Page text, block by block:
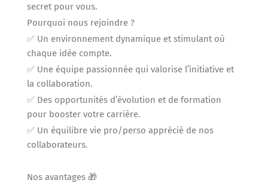
secret pour vous.
Pourquoi nous rejoindre ?
✅ Un environnement dynamique et stimulant où
chaque idée compte.
✅ Une équipe passionnée qui valorise l’initiative et
la collaboration.
✅ Des opportunités d’évolution et de formation
pour booster votre carrière.
✅ Un équilibre vie pro/perso apprécié de nos
collaborateurs.
Nos avantages 🎁